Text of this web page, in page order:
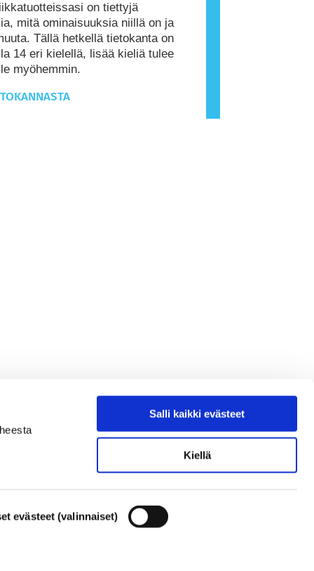
evästeet (valinnaiset)
Salli kaikki evästeet
Kiellä
on tiettyjä
mitä ominaisuuksia niillä on ja
Tällä hetkellä tietokanta on
14 eri kielellä, lisää kieliä tulee
myöhemmin.
Evästeasetukset – evästekäytäntö